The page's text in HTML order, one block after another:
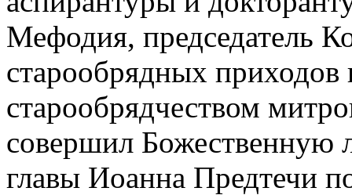
Мефодия, председатель
старообрядных
старообрядчеством
совершил Божественную
главы Иоанна Предтечи